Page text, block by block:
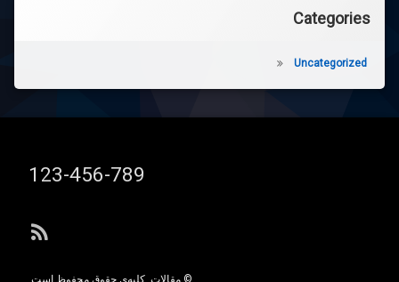
Categories
Uncategorized
تلفن:
123-456-789
آر
© مقالات. کلیه‌ی حقوق محفوظ است.